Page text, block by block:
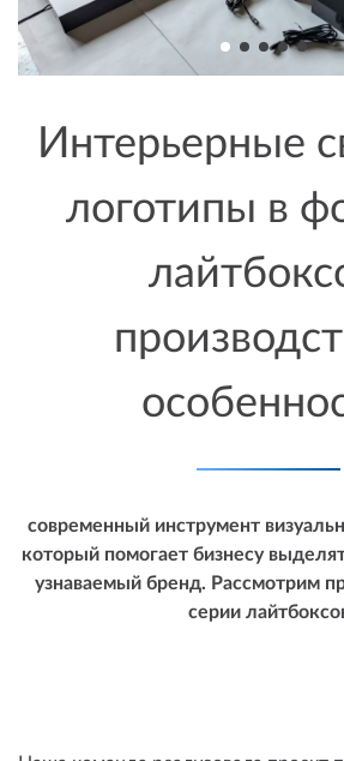
Интерьерные
логотипы в
современный инструмент
который помогает бизнесу
узнаваемый бренд. Рассмотрим
серии